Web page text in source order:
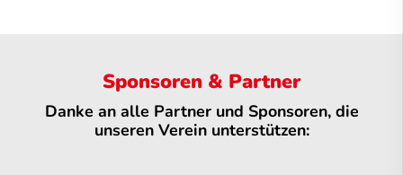
Sponsoren & Partner
Danke an alle Partner und Sponsoren, die
unseren Verein unterstützen: